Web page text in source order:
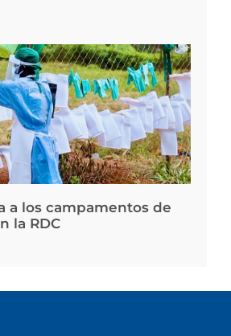
a los campamentos de
la RDC